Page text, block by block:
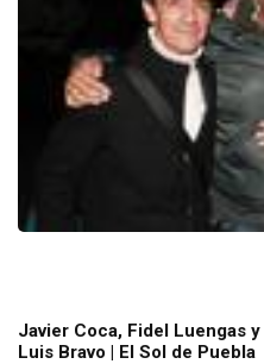
Javier Coca, Fidel Luengas
Luis Bravo | El Sol de Puebla